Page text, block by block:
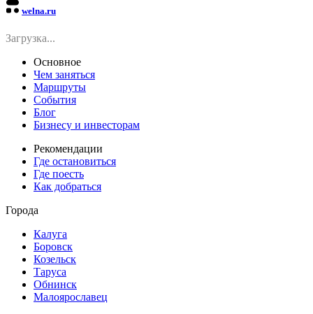
welna.ru
Загрузка...
Основное
Чем заняться
Маршруты
События
Блог
Бизнесу и инвесторам
Рекомендации
Где остановиться
Где поесть
Как добраться
Города
Калуга
Боровск
Козельск
Таруса
Обнинск
Малоярославец